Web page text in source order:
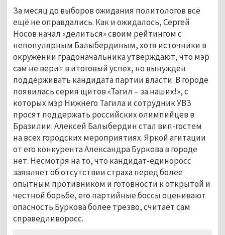
За месяц до выборов ожидания политологов всё
ещё не оправдались. Как и ожидалось, Сергей
Носов начал «делиться» своим рейтингом с
непопулярным Балыбердиным, хотя источники в
окружении градоначальника утверждают, что мэр
сам не верит в итоговый успех, но вынужден
поддерживать кандидата партии власти. В городе
появилась серия щитов «Тагил – за наших!», с
которых мэр Нижнего Тагила и сотрудник УВЗ
просят поддержать российских олимпийцев в
Бразилии. Алексей Балыбердин стал вип-гостем
на всех городских мероприятиях. Яркой агитации
от его конкурента Александра Буркова в городе
нет. Несмотря на то, что кандидат-единоросс
заявляет об отсутствии страха перед более
опытным противником и готовности к открытой и
честной борьбе, его партийные боссы оценивают
опасность Буркова более трезво, считает сам
справедливоросс.